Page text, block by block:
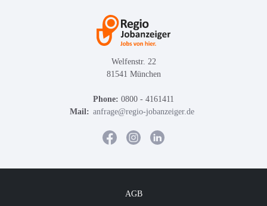
Welfenstr. 22
81541 München
Phone: 0800 - 4161411
Mail: anfrage@regio-jobanzeiger.de
AGB